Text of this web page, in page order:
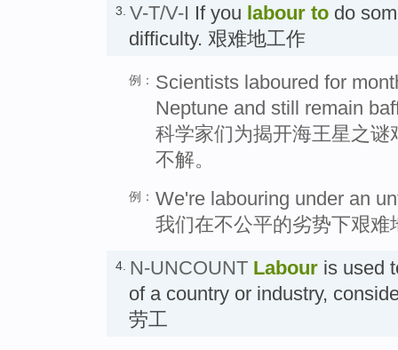
3. V-T/V-I If you labour to do
difficulty. 艰难地工作
例： Scientists laboured for
Neptune and still remain
科学家们为揭开海王星之
不解。
例： We're labouring under an
我们在不公平的劣势下艰难
4. N-UNCOUNT Labour is used
of a country or industry,
劳工